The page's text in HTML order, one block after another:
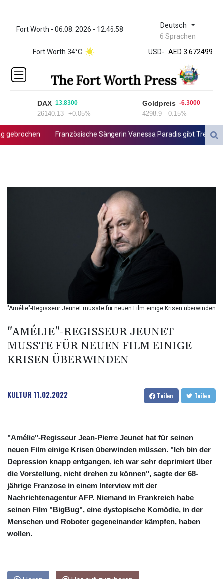
Fort Worth - 06.08. 2026 - 12:46:58 Deutsch
6 Sprachen
Fort Worth 34°C
USD-
ZWL 321.999592
AED 3.672499
AED 3.672499
AFN
ALL 80.778943
AMD 366.25005
ARS
1496.513997
AWG 1.8025
BRL 5.108601
BSD 0.999753
BYR 19600
CDF
2260.999588
CNY 6.749509
CNH 6.748385
CUC 1
CUP 26.5
CVE 95.518807
CZK 21.01155
DOP 58.256128
DZD 133.025013
EGP 49.694994
DAX 13.8300
26140.13 +0.05%
Goldpreis -6.3000
4298.9 -0.15%
Französische Sängerin Vanessa Paradis gibt
"Amélie"-Regisseur Jeunet musste für neuen Film einige Krisen überwinden
"AMÉLIE"-REGISSEUR JEUNET
MUSSTE FÜR NEUEN FILM EINIGE
KRISEN ÜBERWINDEN
KULTUR 11.02.2022 Teilen Teilen
"Amélie"-Regisseur Jean-Pierre Jeunet hat für seinen
neuen Film einige Krisen überwinden müssen. "Ich bin der
Depression knapp entgangen, ich war sehr deprimiert über
die Vorstellung, nicht drehen zu können", sagte der 68-
jährige Franzose in einem Interview mit der
Nachrichtenagentur AFP. Niemand in Frankreich habe
seinen Film "BigBug", eine dystopische Komödie, in der
Menschen und Roboter gegeneinander kämpfen, haben
wollen.